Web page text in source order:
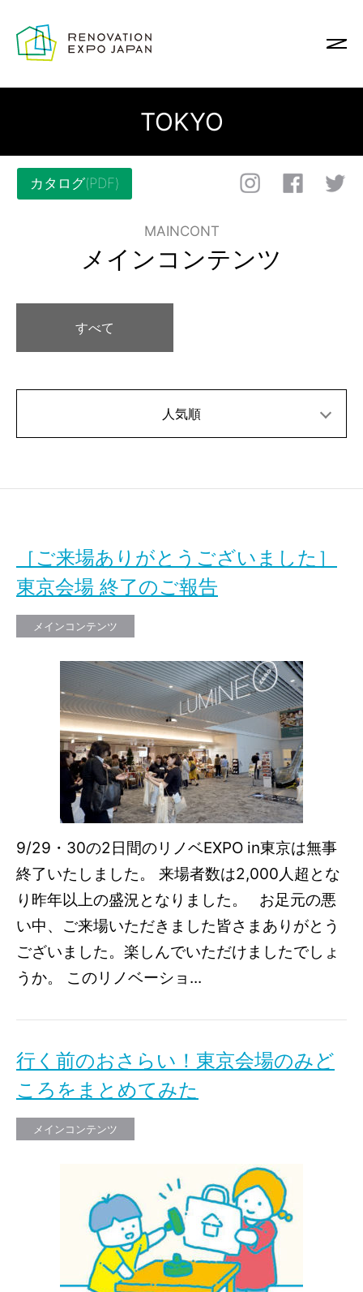
TOKYO
カタログ(PDF)
MAINCONT
メインコンテンツ
すべて
人気順
［ご来場ありがとうございました］
東京会場 終了のご報告
メインコンテンツ
9/29・30の2日間のリノベEXPO in東京は無事
終了いたしました。 来場者数は2,000人超とな
り昨年以上の盛況となりました。 お足元の悪
い中、ご来場いただきました皆さまありがとう
ございました。楽しんでいただけましたでしょ
うか。 このリノベーショ...
行く前のおさらい！東京会場のみど
ころをまとめてみた
メインコンテンツ